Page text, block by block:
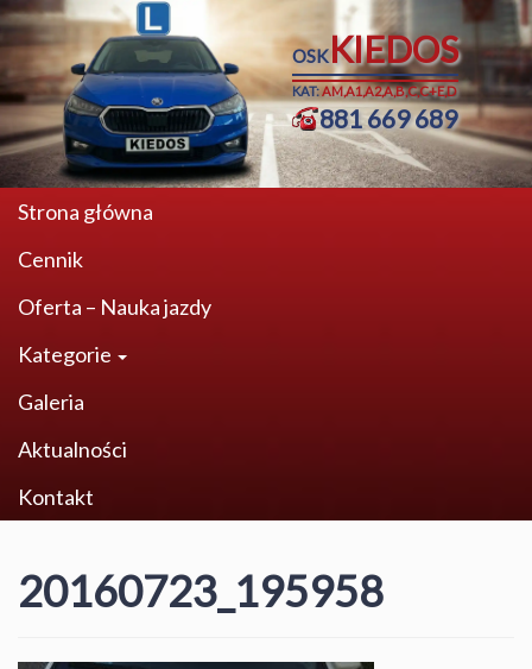
OSKKIEDOS
KAT:AM,A1,A2,A,B,C,C+E,D
881 669 689
Strona główna
Cennik
Oferta – Nauka jazdy
Kategorie
Galeria
Aktualności
Kontakt
20160723_195958